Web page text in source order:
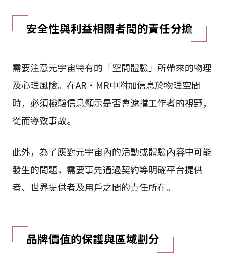
安全性與利益相關者間的責任分擔
需要注意元宇宙特有的「空間體驗」所帶來的物理
及心理風險。在AR・MR中附加信息於物理空間
時，必須檢驗信息顯示是否會遮擋工作者的視野，
從而導致事故。
此外，為了應對元宇宙內的活動或體驗內容中可能
發生的問題，需要事先通過契約等明確平台提供
者、世界提供者及用戶之間的責任所在。
品牌價值的保護與區域劃分